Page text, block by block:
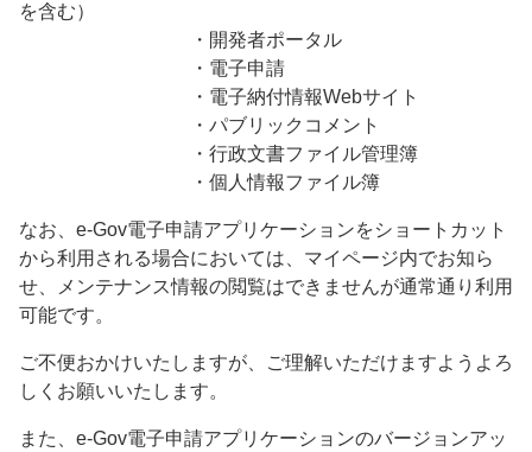
を含む）
・開発者ポータル
・電子申請
・電子納付情報Webサイト
・パブリックコメント
・行政文書ファイル管理簿
・個人情報ファイル簿
なお、e-Gov電子申請アプリケーションをショートカット
から利用される場合においては、マイページ内でお知ら
せ、メンテナンス情報の閲覧はできませんが通常通り利用
可能です。
ご不便おかけいたしますが、ご理解いただけますようよろ
しくお願いいたします。
また、e-Gov電子申請アプリケーションのバージョンアッ